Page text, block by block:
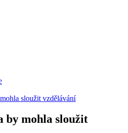
sloužit vzdělávání
by mohla sloužit